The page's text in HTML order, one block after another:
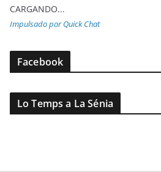
CARGANDO...
Impulsado por Quick Chat
Facebook
Lo Temps a La Sénia